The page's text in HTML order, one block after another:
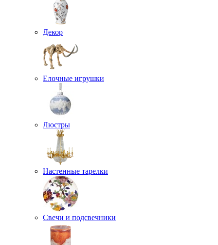
Декор
Елочные игрушки
Люстры
Настенные тарелки
Свечи и подсвечники